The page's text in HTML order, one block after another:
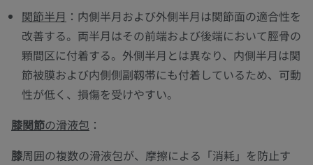
関節半月 ：内側半月および外側半月は関節面の適合性を
改善する。両半月はその前端および後端において脛骨の
顆間区に付着する。外側半月とは異なり、内側半月は関
節被膜および内側側副靱帯にも付着しているため、可動
性が低く、損傷を受けやすい。
膝関節の滑液包 ：
膝周囲の複数の滑液包が、摩擦による「消耗」を防止す